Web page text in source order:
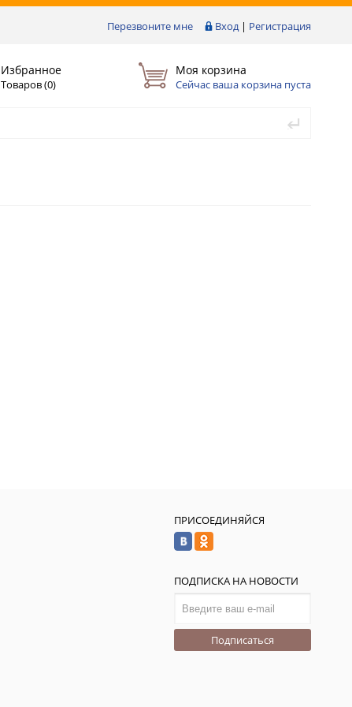
Перезвоните мне Вход | Регистрация
Избранное
Товаров (0)
Моя корзина
Сейчас ваша корзина пуста
ПРИСОЕДИНЯЙСЯ
ПОДПИСКА НА НОВОСТИ
Подписаться